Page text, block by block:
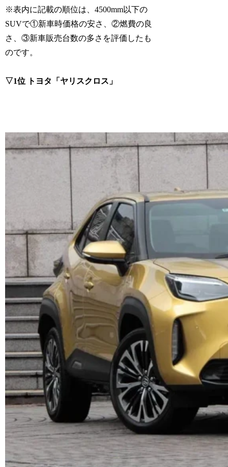
※表内に記載の順位は、4500mm以下の
SUVで①新車時価格の安さ、②燃費の良
さ、③新車販売台数の多さを評価したも
のです。
▽1位 トヨタ「ヤリスクロス」